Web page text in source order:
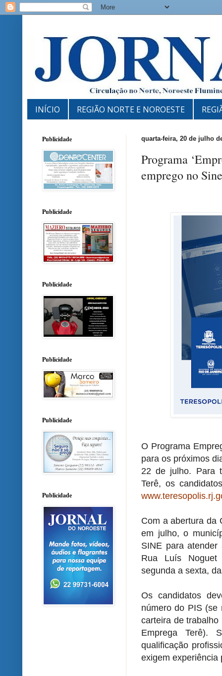
INÍCIO REGIÃO NORTE E NOROESTE
quarta-feira, 20 de julho
Programa
emprego no
O Programa
para os próximos
22 de julho. Para
Terê, os
Com a abertura da
em julho, o
SINE para
Rua Luís Noguet
segunda a sexta,
Os candidatos
número do PIS (se
carteira de
Emprega Terê).
qualificação
exigem experiência
Publicidade
Publicidade
Publicidade
Publicidade
Publicidade
Publicidade